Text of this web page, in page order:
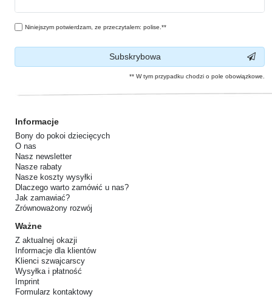
Niniejszym potwierdzam, ze przeczytalem: polise.**
Subskrybowa
** W tym przypadku chodzi o pole obowiązkowe.
Informacje
Bony do pokoi dziecięcych
O nas
Nasz newsletter
Nasze rabaty
Nasze koszty wysyłki
Dlaczego warto zamówić u nas?
Jak zamawiać?
Zrównoważony rozwój
Ważne
Z aktualnej okazji
Informacje dla klientów
Klienci szwajcarscy
Wysyłka i płatność
Imprint
Formularz kontaktowy